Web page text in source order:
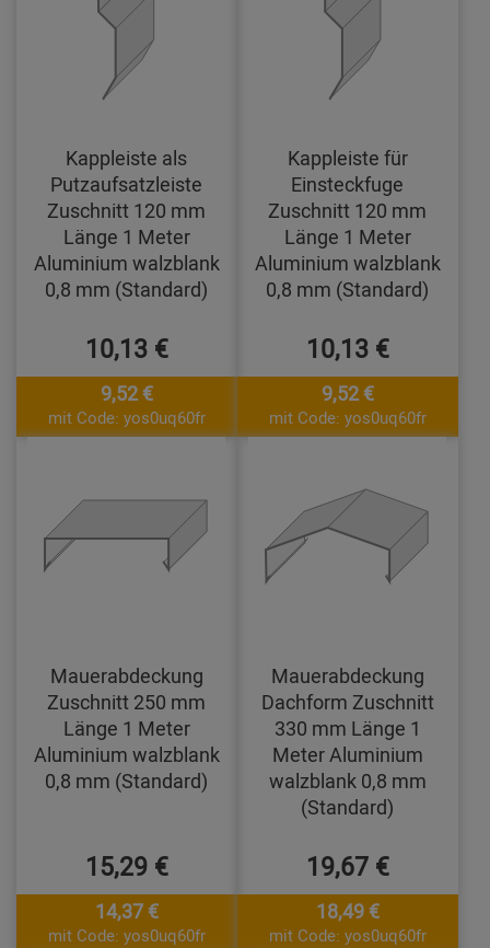
Kappleiste als
Putzaufsatzleiste
Zuschnitt 120 mm
Länge 1 Meter
Aluminium walzblank
0,8 mm (Standard)
10,13 €
9,52 €
mit Code: yos0uq60fr
Kappleiste für
Einsteckfuge
Zuschnitt 120 mm
Länge 1 Meter
Aluminium walzblank
0,8 mm (Standard)
10,13 €
9,52 €
mit Code: yos0uq60fr
Mauerabdeckung
Zuschnitt 250 mm
Länge 1 Meter
Aluminium walzblank
0,8 mm (Standard)
15,29 €
14,37 €
mit Code: yos0uq60fr
Mauerabdeckung
Dachform Zuschnitt
330 mm Länge 1
Meter Aluminium
walzblank 0,8 mm
(Standard)
19,67 €
18,49 €
mit Code: yos0uq60fr